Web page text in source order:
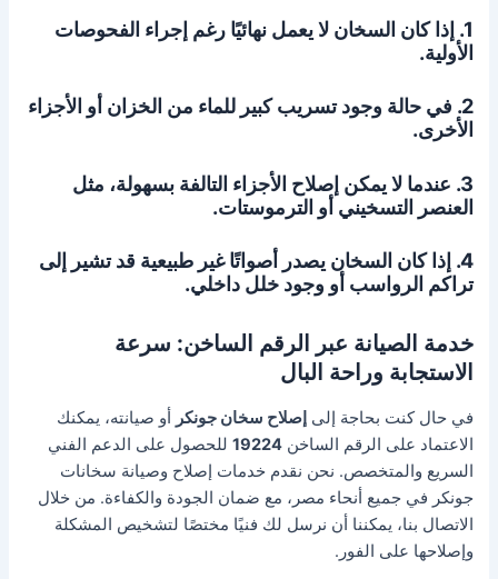
1. إذا كان السخان لا يعمل نهائيًا رغم إجراء الفحوصات
الأولية.
2. في حالة وجود تسريب كبير للماء من الخزان أو الأجزاء
الأخرى.
3. عندما لا يمكن إصلاح الأجزاء التالفة بسهولة، مثل
العنصر التسخيني أو الترموستات.
4. إذا كان السخان يصدر أصواتًا غير طبيعية قد تشير إلى
تراكم الرواسب أو وجود خلل داخلي.
خدمة الصيانة عبر الرقم الساخن: سرعة
الاستجابة وراحة البال
في حال كنت بحاجة إلىإصلاح سخان جونكر أو صيانته، يمكنك
الاعتماد على الرقم الساخن19224 للحصول على الدعم الفني
السريع والمتخصص. نحن نقدم خدمات إصلاح وصيانة سخانات
جونكر في جميع أنحاء مصر، مع ضمان الجودة والكفاءة. من خلال
الاتصال بنا، يمكننا أن نرسل لك فنيًا مختصًا لتشخيص المشكلة
وإصلاحها على الفور.